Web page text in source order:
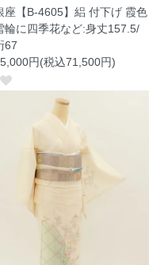
座【B-4605】絽 付下げ 霞色
輪に四季花など:身丈157.5/
67
円(税込71,500円)